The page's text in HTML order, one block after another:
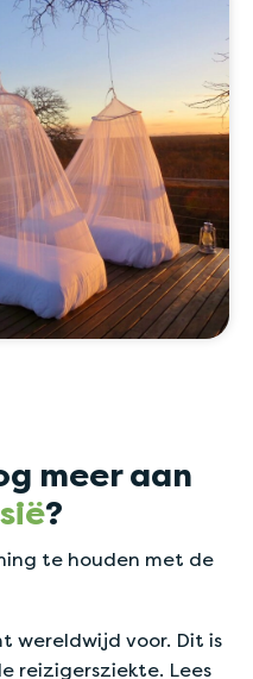
meer aan
?
te houden met de
wereldwijd voor. Dit is
reizigersziekte. Lees